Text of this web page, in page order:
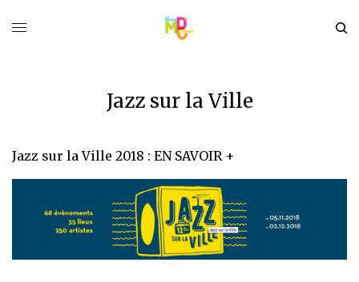
Jazz sur la Ville
Jazz sur la Ville 2018 :EN SAVOIR +